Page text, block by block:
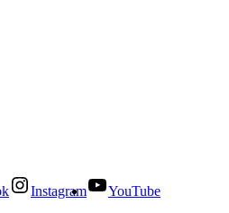
Instagram
YouTube